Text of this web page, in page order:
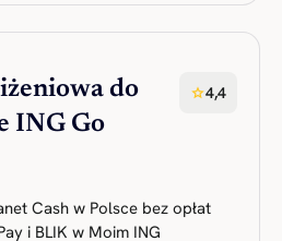
do
ING Go
star4,4
Cash w Polsce bez opłat
i BLIK w Moim ING